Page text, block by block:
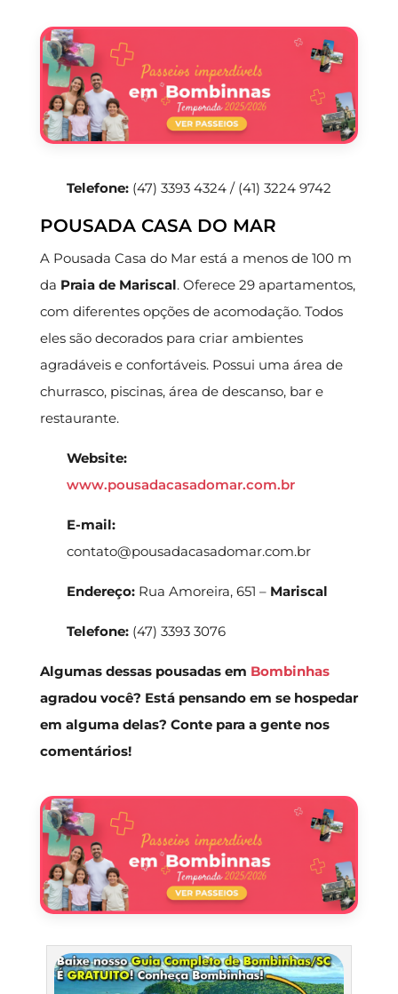
Telefone:(47) 3393 4324 / (41) 3224 9742
POUSADA CASA DO MAR
A Pousada Casa do Mar está a menos de 100 m
da Praia de Mariscal. Oferece 29 apartamentos,
com diferentes opções de acomodação. Todos
eles são decorados para criar ambientes
agradáveis e confortáveis. Possui uma área de
churrasco, piscinas, área de descanso, bar e
restaurante.
Website:
www.pousadacasadomar.com.br
E-mail:
contato@pousadacasadomar.com.br
Endereço:Rua Amoreira, 651 – Mariscal
Telefone:(47) 3393 3076
Algumas dessas pousadas em Bombinhas
agradou você? Está pensando em se hospedar
em alguma delas? Conte para a gente nos
comentários!